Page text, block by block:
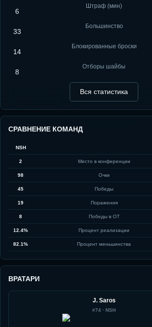
6
Штраф (мин)
33
Большинство
14
Блокированные броски
8
Отборы шайбы
Вся статистика
СРАВНЕНИЕ КОМАНД
NSH
2 Место в конференции
98 Очки
45 Победы
19 Поражения
8 Победы в ОТ
12.4% Процент реализации
82.1% Процент меньшинства
ВРАТАРИ
J. Saros
#74 · NSH